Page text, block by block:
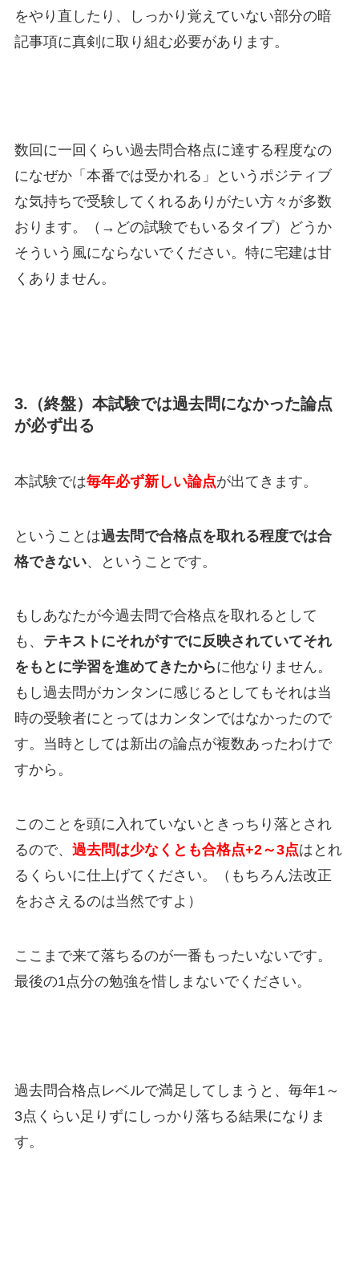
をやり直したり、しっかり覚えていない部分の暗
記事項に真剣に取り組む必要があります。
数回に一回くらい過去問合格点に達する程度なの
になぜか「本番では受かれる」というポジティブ
な気持ちで受験してくれるありがたい方々が多数
おります。（→どの試験でもいるタイプ）どうか
そういう風にならないでください。特に宅建は甘
くありません。
3.（終盤）本試験では過去問になかった論点
が必ず出る
本試験では毎年必ず新しい論点が出てきます。
ということは過去問で合格点を取れる程度では合
格できない、ということです。
もしあなたが今過去問で合格点を取れるとして
も、 テキストにそれがすでに反映されていてそれ
をもとに学習を進めてきたからに他なりません。
もし過去問がカンタンに感じるとしてもそれは当
時の受験者にとってはカンタンではなかったので
す。当時としては新出の論点が複数あったわけで
すから。
このことを頭に入れていないときっちり落とされ
るので、 過去問は少なくとも合格点+2～3点はとれ
るくらいに仕上げてください。（もちろん法改正
をおさえるのは当然ですよ）
ここまで来て落ちるのが一番もったいないです。
最後の1点分の勉強を惜しまないでください。
過去問合格点レベルで満足してしまうと、毎年1～
3点くらい足りずにしっかり落ちる結果になりま
す。